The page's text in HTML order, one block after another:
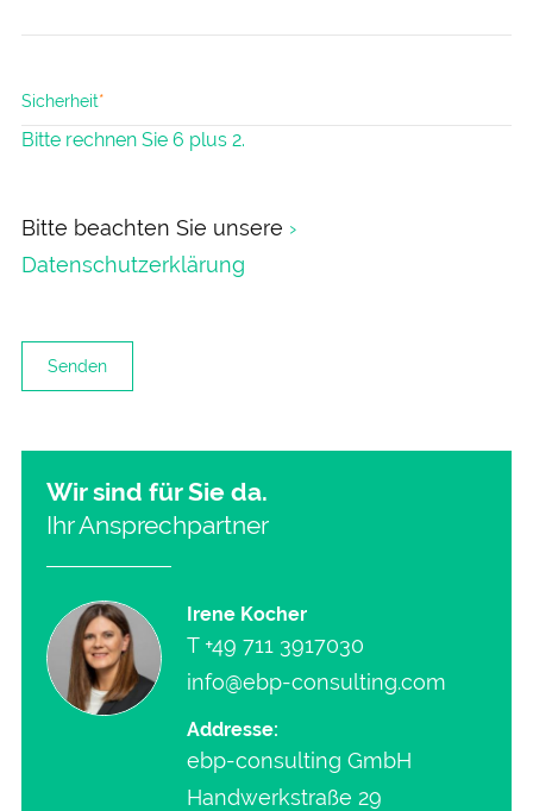
Pflichtfeld
Sicherheit*
Bitte rechnen Sie 6 plus 2.
Bitte beachten Sie unsere ›
Datenschutzerklärung
Senden
Wir sind für Sie da.
Ihr Ansprechpartner
Irene Kocher
T +49 711 3917030
info@ebp-consulting.com
Addresse:
ebp-consulting GmbH
Handwerkstraße 29